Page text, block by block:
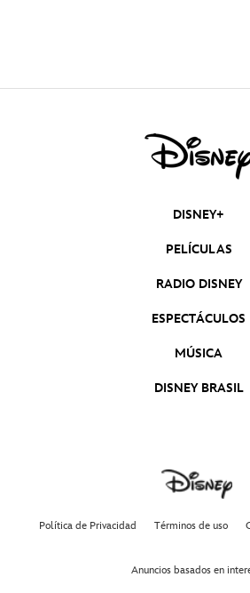
La Hora Sorpresa
Goldie y Osito
PJ Masks Héroes en
Princesita Sofía - Un
DISNEY+
PELÍCULAS
RADIO DISNEY
ESPECTÁCULOS
MÚSICA
DISNEY BRASIL
Política de Privacidad Términos de uso
Anuncios basados en